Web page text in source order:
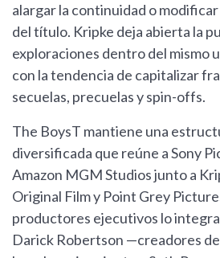
alargar la continuidad o
del título. Kripke deja abierta la
exploraciones dentro del mismo
con la tendencia de capitalizar
secuelas, precuelas y spin-offs.
The BoysT mantiene una
diversificada que reúne a Sony
Amazon MGM Studios junto a
Original Film y Point Grey
productores ejecutivos lo
Darick Robertson —creadores